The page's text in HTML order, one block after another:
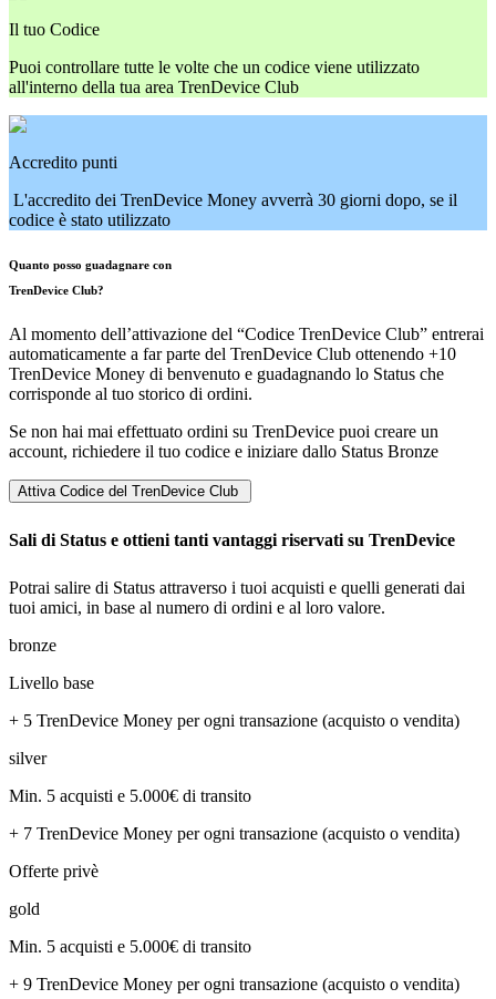
Il tuo Codice
Puoi controllare tutte le volte che un codice viene utilizzato
all'interno della tua area TrenDevice Club
Accredito punti
L'accredito dei TrenDevice Money avverrà 30 giorni dopo, se il
codice è stato utilizzato
Quanto posso guadagnare con
TrenDevice Club?
Al momento dell’attivazione del “Codice TrenDevice Club” entrerai
automaticamente a far parte del TrenDevice Club ottenendo +10
TrenDevice Money di benvenuto e guadagnando lo Status che
corrisponde al tuo storico di ordini.
Se non hai mai effettuato ordini su TrenDevice puoi creare un
account, richiedere il tuo codice e iniziare dallo Status Bronze
Attiva Codice del TrenDevice Club
Sali di Status e ottieni tanti vantaggi riservati su TrenDevice
Potrai salire di Status attraverso i tuoi acquisti e quelli generati dai
tuoi amici, in base al numero di ordini e al loro valore.
bronze
Livello base
+ 5 TrenDevice Money per ogni transazione (acquisto o vendita)
silver
Min. 5 acquisti e 5.000€ di transito
+ 7 TrenDevice Money per ogni transazione (acquisto o vendita)
Offerte privè
gold
Min. 5 acquisti e 5.000€ di transito
+ 9 TrenDevice Money per ogni transazione (acquisto o vendita)